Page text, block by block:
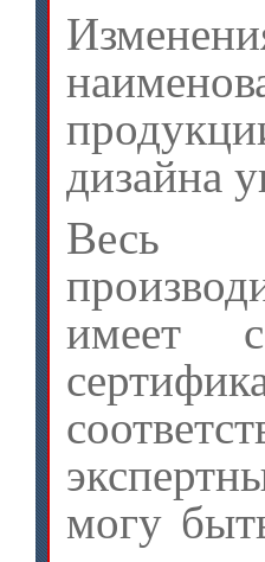
дизайна
Весь
имеет
могу